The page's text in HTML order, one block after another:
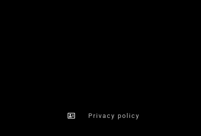
Privacy policy